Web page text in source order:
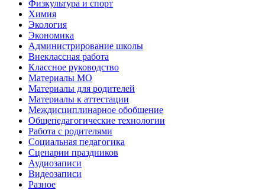
Физкультура и спорт
Химия
Экология
Экономика
Администрирование школы
Внеклассная работа
Классное руководство
Материалы МО
Материалы для родителей
Материалы к аттестации
Междисциплинарное обобщение
Общепедагогические технологии
Работа с родителями
Социальная педагогика
Сценарии праздников
Аудиозаписи
Видеозаписи
Разное